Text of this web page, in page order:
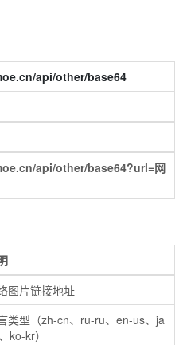
api/other/base64
api/other/base64?url=网
图片链接地址
类型（zh-cn、ru-ru、en-us、ja
ko-kr）